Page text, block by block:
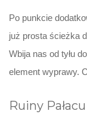
Po punkcie
już prosta ścieżka
Wbija nas od tyłu
element wyprawy.
Ruiny